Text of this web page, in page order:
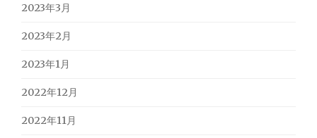
2023年3月
2023年2月
2023年1月
2022年12月
2022年11月